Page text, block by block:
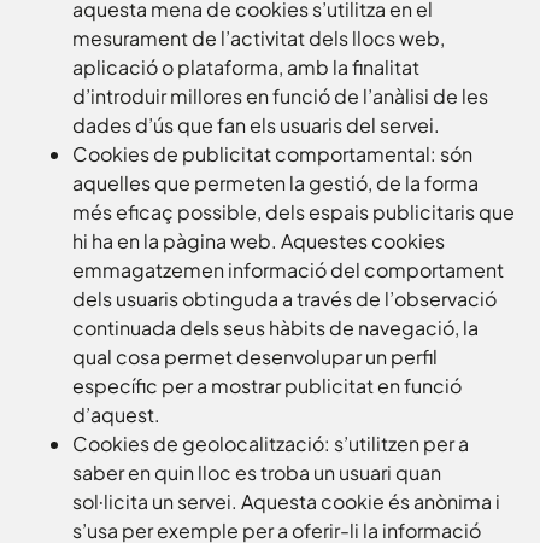
aquesta mena de cookies s’utilitza en el
mesurament de l’activitat dels llocs web,
aplicació o plataforma, amb la finalitat
d’introduir millores en funció de l’anàlisi de les
dades d’ús que fan els usuaris del servei.
Cookies de publicitat comportamental: són
aquelles que permeten la gestió, de la forma
més eficaç possible, dels espais publicitaris que
hi ha en la pàgina web. Aquestes cookies
emmagatzemen informació del comportament
dels usuaris obtinguda a través de l’observació
continuada dels seus hàbits de navegació, la
qual cosa permet desenvolupar un perfil
específic per a mostrar publicitat en funció
d’aquest.
Cookies de geolocalització: s’utilitzen per a
saber en quin lloc es troba un usuari quan
sol·licita un servei. Aquesta cookie és anònima i
s’usa per exemple per a oferir-li la informació